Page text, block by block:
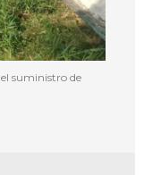
suministro de